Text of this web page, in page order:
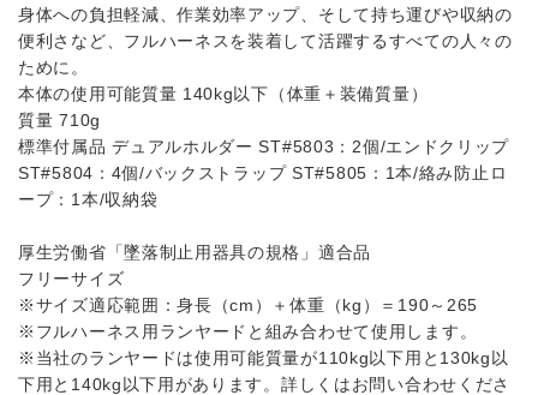
身体への負担軽減、作業効率アップ、そして持ち運びや収納の
便利さなど、フルハーネスを装着して活躍するすべての人々の
ために。
本体の使用可能質量 140kg以下（体重＋装備質量）
質量 710g
標準付属品 デュアルホルダー ST#5803：2個/エンドクリップ
ST#5804：4個/バックストラップ ST#5805：1本/絡み防止ロ
ープ：1本/収納袋
厚生労働省「墜落制止用器具の規格」適合品
フリーサイズ
※サイズ適応範囲：身長（cm）＋体重（kg）＝190～265
※フルハーネス用ランヤードと組み合わせて使用します。
※当社のランヤードは使用可能質量が110kg以下用と130kg以
下用と140kg以下用があります。詳しくはお問い合わせくださ